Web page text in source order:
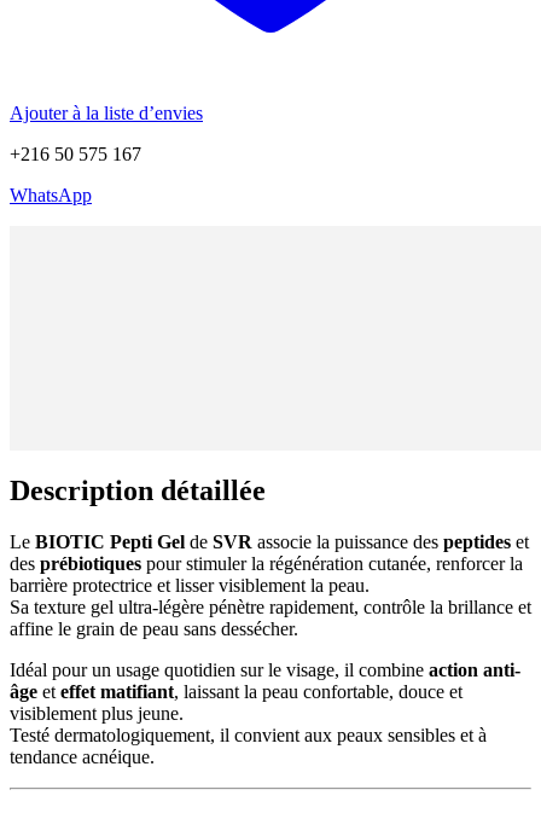
Ajouter à la liste d’envies
+216 50 575 167
WhatsApp
Description détaillée
Le BIOTIC Pepti Gel de SVR associe la puissance des peptides et
des prébiotiques pour stimuler la régénération cutanée, renforcer la
barrière protectrice et lisser visiblement la peau.
Sa texture gel ultra-légère pénètre rapidement, contrôle la brillance et
affine le grain de peau sans dessécher.
Idéal pour un usage quotidien sur le visage, il combine action anti-
âge et effet matifiant, laissant la peau confortable, douce et
visiblement plus jeune.
Testé dermatologiquement, il convient aux peaux sensibles et à
tendance acnéique.